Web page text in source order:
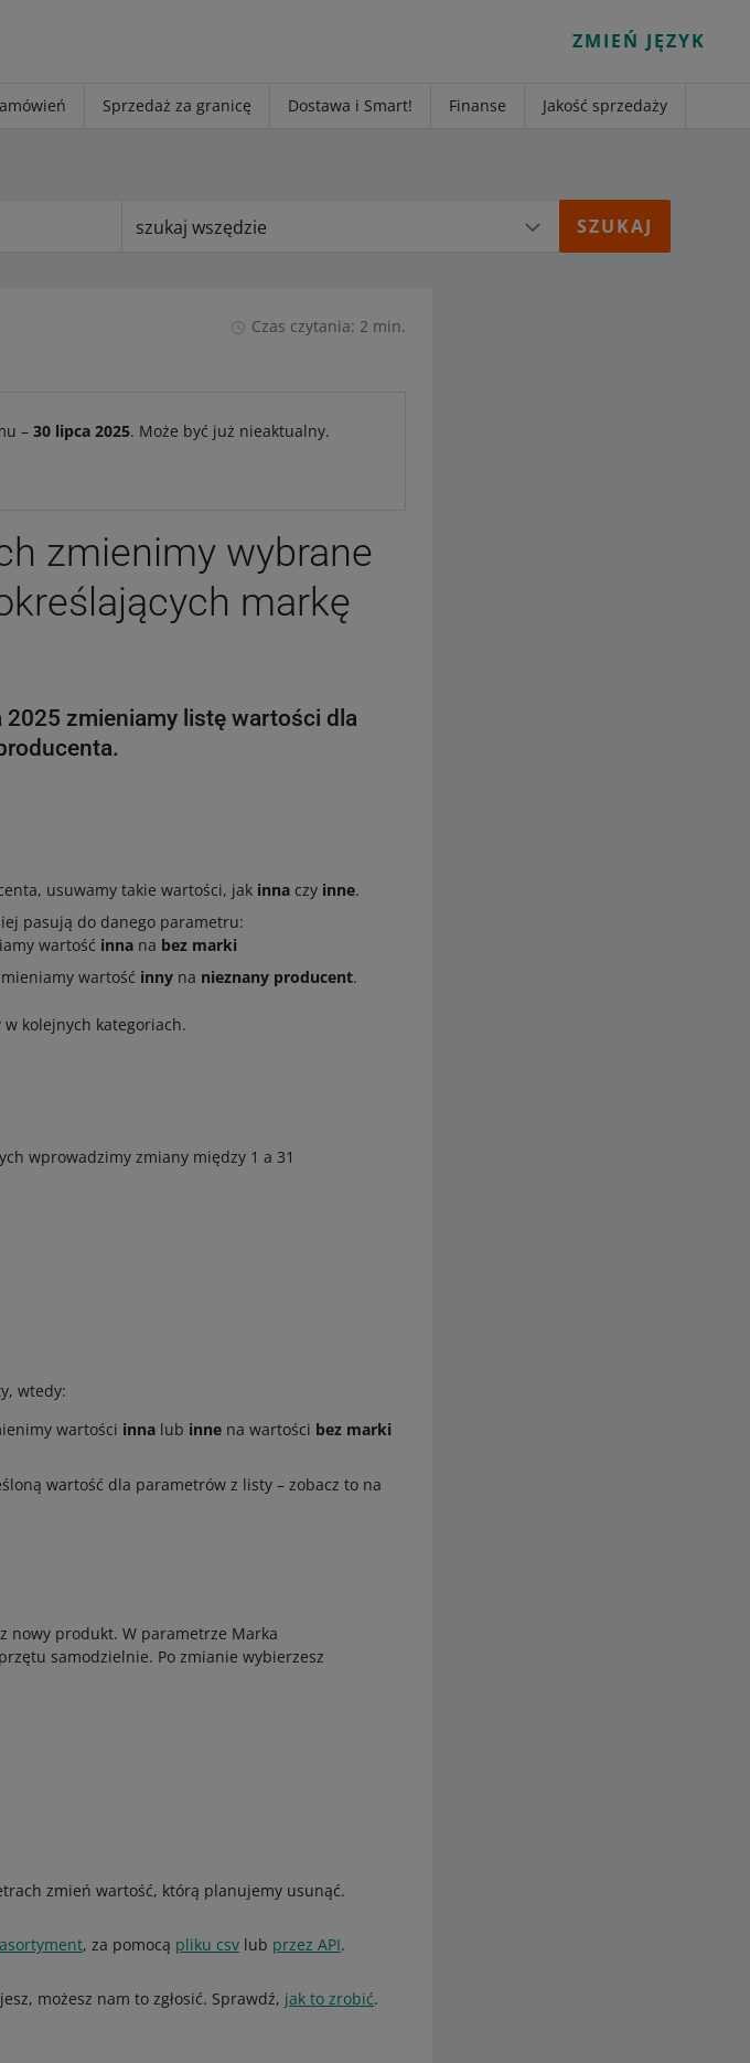
ZMIEŃ JĘZYK
Sprzedaż za granicę Dostawa i Smart! Finanse Jakość sprzedaży
szukaj wszędzie
Czas czytania: 2 min.
– 30 lipca 2025. Może być już nieaktualny.
zmienimy wybrane
markę
zmieniamy listę wartości dla
usuwamy takie wartości, jak inna czy inne.
pasują do danego parametru:
wartość inna na bez marki
wartość inny na nieznany producent.
kolejnych kategoriach.
wprowadzimy zmiany między 1 a 31
wtedy:
wartości inna lub inne na wartości bez marki
wartość dla parametrów z listy – zobacz to na
nowy produkt. W parametrze Marka
samodzielnie. Po zmianie wybierzesz
zmień wartość, którą planujemy usunąć.
, za pomocą pliku csv lub przez API.
możesz nam to zgłosić. Sprawdź, jak to zrobić.